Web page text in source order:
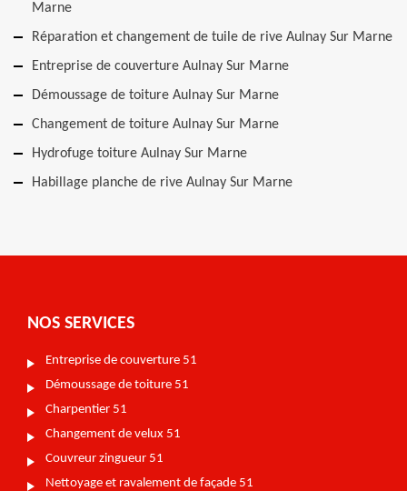
Marne
Réparation et changement de tuile de rive Aulnay Sur Marne
Entreprise de couverture Aulnay Sur Marne
Démoussage de toiture Aulnay Sur Marne
Changement de toiture Aulnay Sur Marne
Hydrofuge toiture Aulnay Sur Marne
Habillage planche de rive Aulnay Sur Marne
NOS SERVICES
Entreprise de couverture 51
Démoussage de toiture 51
Charpentier 51
Changement de velux 51
Couvreur zingueur 51
Nettoyage et ravalement de façade 51